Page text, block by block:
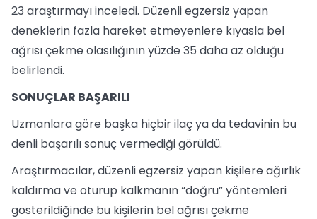
23 araştırmayı inceledi. Düzenli egzersiz yapan
deneklerin fazla hareket etmeyenlere kıyasla bel
ağrısı çekme olasılığının yüzde 35 daha az olduğu
belirlendi.
SONUÇLAR BAŞARILI
Uzmanlara göre başka hiçbir ilaç ya da tedavinin bu
denli başarılı sonuç vermediği görüldü.
Araştırmacılar, düzenli egzersiz yapan kişilere ağırlık
kaldırma ve oturup kalkmanın “doğru” yöntemleri
gösterildiğinde bu kişilerin bel ağrısı çekme